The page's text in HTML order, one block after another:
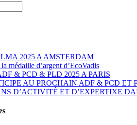
2025 A AMSTERDAM
médaille d’argent d’EcoVadis
& PCD & PLD 2025 A PARIS
AU PROCHAIN ADF & PCD ET
D’ACTIVITÉ ET D’EXPERTIXE